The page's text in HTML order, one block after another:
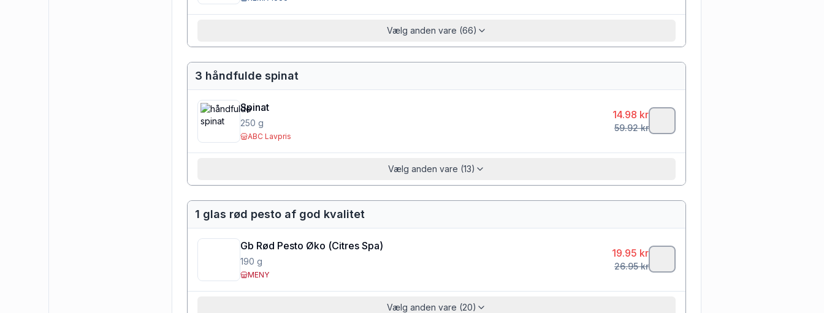
Vælg anden vare (66)
3 håndfulde spinat
Spinat
250 g
ABC Lavpris
14.98 kr
59.92kr
Vælg anden vare (13)
1 glas rød pesto af god kvalitet
Gb Rød Pesto Øko (Citres Spa)
190 g
MENY
19.95 kr
26.95kr
Vælg anden vare (20)